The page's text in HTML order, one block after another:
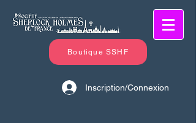
Boutique SSHF
Inscription/Connexion